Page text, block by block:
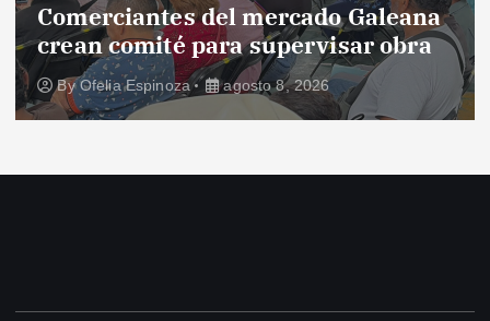
Comerciantes del mercado Galeana
crean comité para supervisar obra
ByOfelia Espinoza agosto 8, 2026